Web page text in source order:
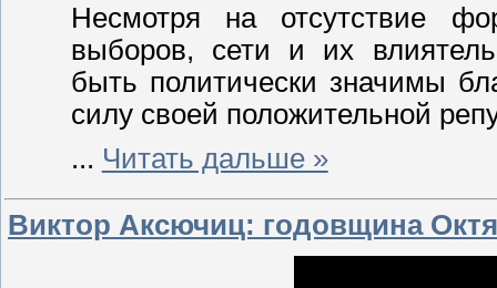
Несмотря на отсутствие
выборов, сети и их
быть политически значимы
силу своей положительной
... Читать дальше »
Виктор Аксючиц: годовщина